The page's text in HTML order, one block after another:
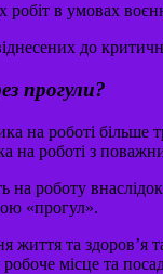
робіт в умовах
до
прогули?
на роботі
на роботі з
на роботу
«прогул».
життя та
місце та